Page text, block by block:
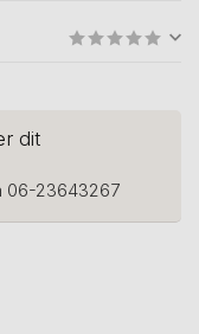
dit
06-23643267